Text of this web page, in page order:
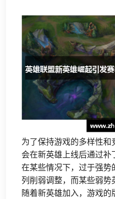
为了保持游戏的多样性
会在新英雄上线后通过补
在某些情况下，过于强势
列削弱调整，而某些弱势
随着新英雄加入，游戏的